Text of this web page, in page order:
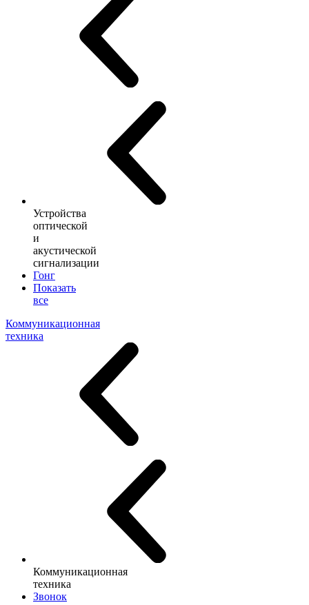
Устройства
оптической
и
акустической
сигнализации
Гонг
Показать
все
Коммуникационная
техника
Коммуникационная
техника
Звонок